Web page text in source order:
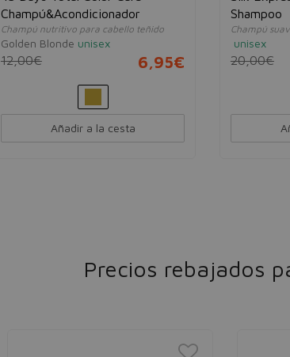
Champú&Acondicionador
Champú nutritivo para cabello teñido
Golden Blonde unisex
12,00€ 6,95€
Añadir a la cesta
Shampoo
Champú
unisex
20,00€
Precios rebajados